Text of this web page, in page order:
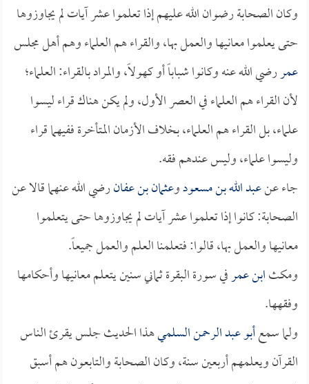
وكان الصحابة رضوان الله عليهم إذا تعلموا عشر آيات لم يجاوزوها
حتى يعلموا معانيها والعمل بها، والقراء هم العلماء وهم أهل مجلس
عمررضي الله عنه وكانوا شباباً أو كهولاً، والمراد بالقراء: العلماء؛
لأن القراء هم العلماء في العصر الأول، ولم يكن هناك قراء ليسوا
علماء، بل القراء هم العلماء، بخلاف الأزمان المتأخرة ففيهما قراء
وليسوا علماء، وليس عندهم فقه.
جاء عنعبد الله بن مسعودوعثمان بن عفانرضي الله عنهما قالا عن
الصحابة: كانوا إذا تعلموا عشر آيات لم يجاوزوها حتى يتعلموا
معانيها والعمل بها، قالوا: فتعلمنا العلم والعمل جميعاً.
ومكثابن عمرفي سورة البقرة ثماني سنين يتعلم معانيها وأحكامها
وفقهها.
ولما سمعأبو عبد الرحمن السلميهذا الحديث جلس يقرئ الناس
القرآن ويعلمهم أربعين سنة، وكان الصحابة والتابعون هم أسبق